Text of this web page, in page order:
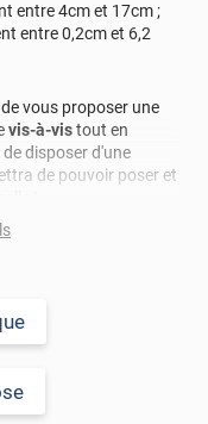
entre 4cm et 17cm ;
entre 0,2cm et 6,2
vous proposer une
vis-à-vistout en
disposer d'une
de pouvoir poser et